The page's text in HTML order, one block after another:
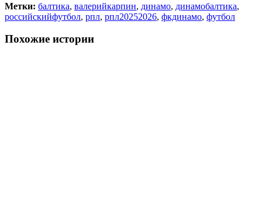
Метки: балтика, валерийкарпин, динамо, динамобалтика,
российскийфутбол, рпл, рпл20252026, фкдинамо, футбол
Похожие истории